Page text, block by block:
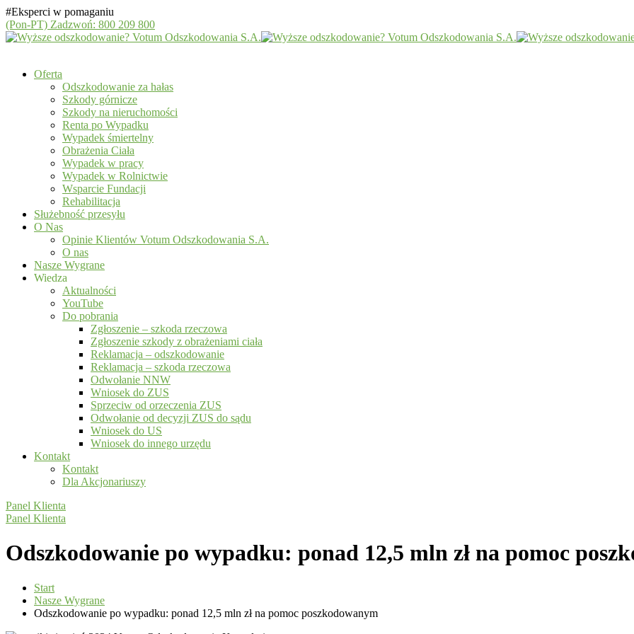
#Eksperci w pomaganiu
(Pon-PT) Zadzwoń: 800 209 800
Oferta
Odszkodowanie za hałas
Szkody górnicze
Szkody na nieruchomości
Renta po Wypadku
Wypadek śmiertelny
Obrażenia Ciała
Wypadek w pracy
Wypadek w Rolnictwie
Wsparcie Fundacji
Rehabilitacja
Służebność przesyłu
O Nas
Opinie Klientów Votum Odszkodowania S.A.
O nas
Nasze Wygrane
Wiedza
Aktualności
YouTube
Do pobrania
Zgłoszenie – szkoda rzeczowa
Zgłoszenie szkody z obrażeniami ciała
Reklamacja – odszkodowanie
Reklamacja – szkoda rzeczowa
Odwołanie NNW
Wniosek do ZUS
Sprzeciw od orzeczenia ZUS
Odwołanie od decyzji ZUS do sądu
Wniosek do US
Wniosek do innego urzędu
Kontakt
Kontakt
Dla Akcjonariuszy
Panel Klienta
Panel Klienta
Odszkodowanie po wypadku: ponad 12,5 mln zł na pomoc
Start
Nasze Wygrane
Odszkodowanie po wypadku: ponad 12,5 mln zł na pomoc poszkodowanym